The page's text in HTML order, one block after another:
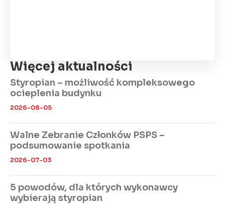
Więcej aktualności
Styropian – możliwość kompleksowego
ocieplenia budynku
2026-08-05
Walne Zebranie Członków PSPS –
podsumowanie spotkania
2026-07-03
5 powodów, dla których wykonawcy
wybierają styropian